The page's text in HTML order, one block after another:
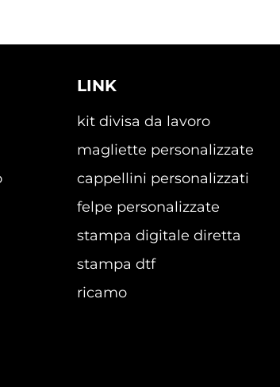
LINK
kit divisa da lavoro
magliette personalizzate
cappellini personalizzati
felpe personalizzate
stampa digitale diretta
stampa dtf
ricamo